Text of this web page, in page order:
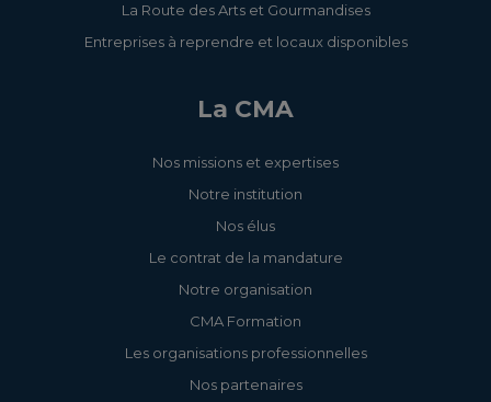
La Route des Arts et Gourmandises
Entreprises à reprendre et locaux disponibles
La CMA
Nos missions et expertises
Notre institution
Nos élus
Le contrat de la mandature
Notre organisation
CMA Formation
Les organisations professionnelles
Nos partenaires